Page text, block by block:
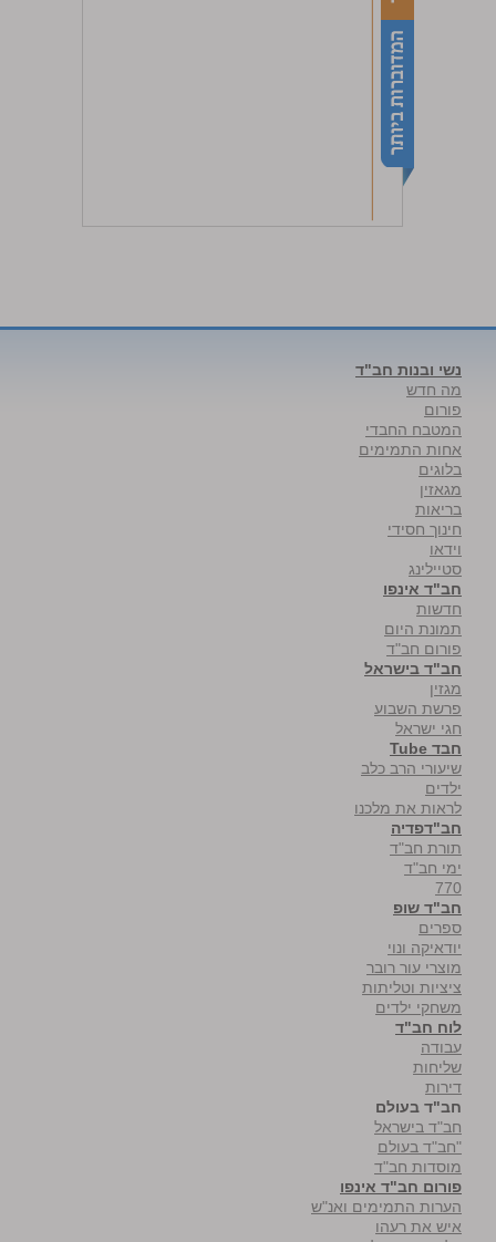
נשי ובנות חב"ד
מה חדש
פורום
המטבח החבדי
אחות התמימים
בלוגים
מגאזין
בריאות
חינוך חסידי
וידאו
סטיילינג
חב"ד אינפו
חדשות
תמונת היום
פורום חב"ד
חב"ד בישראל
מגזין
פרשת השבוע
חגי ישראל
חבד Tube
שיעורי הרב כלב
ילדים
לראות את מלכנו
חב"דפדיה
תורת חב"ד
ימי חב"ד
770
חב"ד שופ
ספרים
יודאיקה ונוי
מוצרי עור רובר
ציציות וטליתות
משחקי ילדים
לוח חב"ד
עבודה
שליחות
דירות
חב"ד בעולם
חב"ד בישראל
"חב"ד בעולם
מוסדות חב"ד
פורום חב"ד אינפו
הערות התמימים ואנ"ש
איש את רעהו